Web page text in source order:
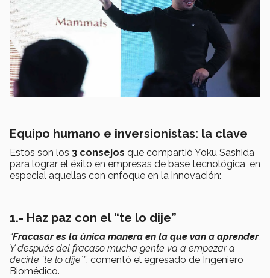
Equipo humano e inversionistas: la clave
Estos son los 3 consejos que compartió Yoku Sashida
para lograr el éxito en empresas de base tecnológica, en
especial aquellas con enfoque en la innovación:
1.- Haz paz con el “te lo dije”
“Fracasar es la única manera en la que van a aprender.
Y después del fracaso mucha gente va a empezar a
decirte ´te lo dije´”, comentó el egresado de Ingeniero
Biomédico.